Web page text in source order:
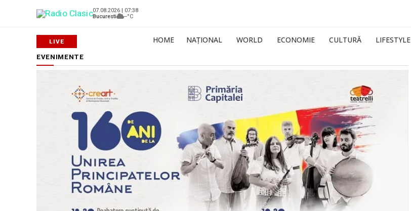
07.08.2026 | 07:38
Bucuresti
--°C
HOME NAȚIONAL WORLD ECONOMIE CULTURĂ LIFESTYLE
EVENIMENTE